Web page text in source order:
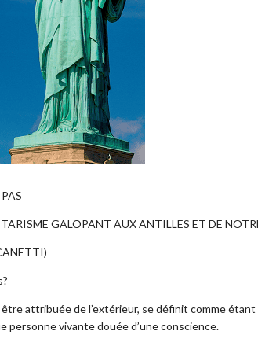
GALOPANT AUX ANTILLES ET DE
attribuée de l’extérieur, se définit comme
personne vivante douée d’une conscience.